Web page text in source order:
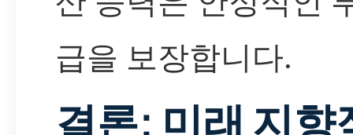
급을 보장합니다.
결론: 미래 지향